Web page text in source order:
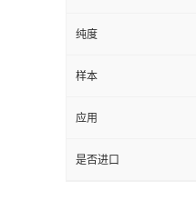
纯度
样本
应用
是否进口